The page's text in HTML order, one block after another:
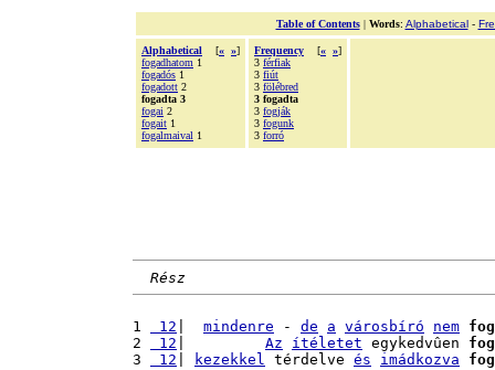
Table of Contents| Words: Alphabetical-
Alphabetical [« »]
fogadhatom 1
fogadós 1
fogadott 2
fogadta 3
fogai 2
fogait 1
fogalmaival 1
Frequency [« »]
3 férfiak
3 fiút
3 fölébred
3 fogadta
3 fogják
3 fogunk
3 forró
Rész
1 12 mindenre - de a városbíró nem
2
12 Az ítéletet egykedvûen
3
12 kezekkel térdelve és imádkozva